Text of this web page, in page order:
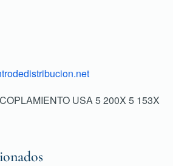
USA 5 200X 5 153X